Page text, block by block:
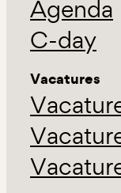
Agenda
C-day
Vacatures